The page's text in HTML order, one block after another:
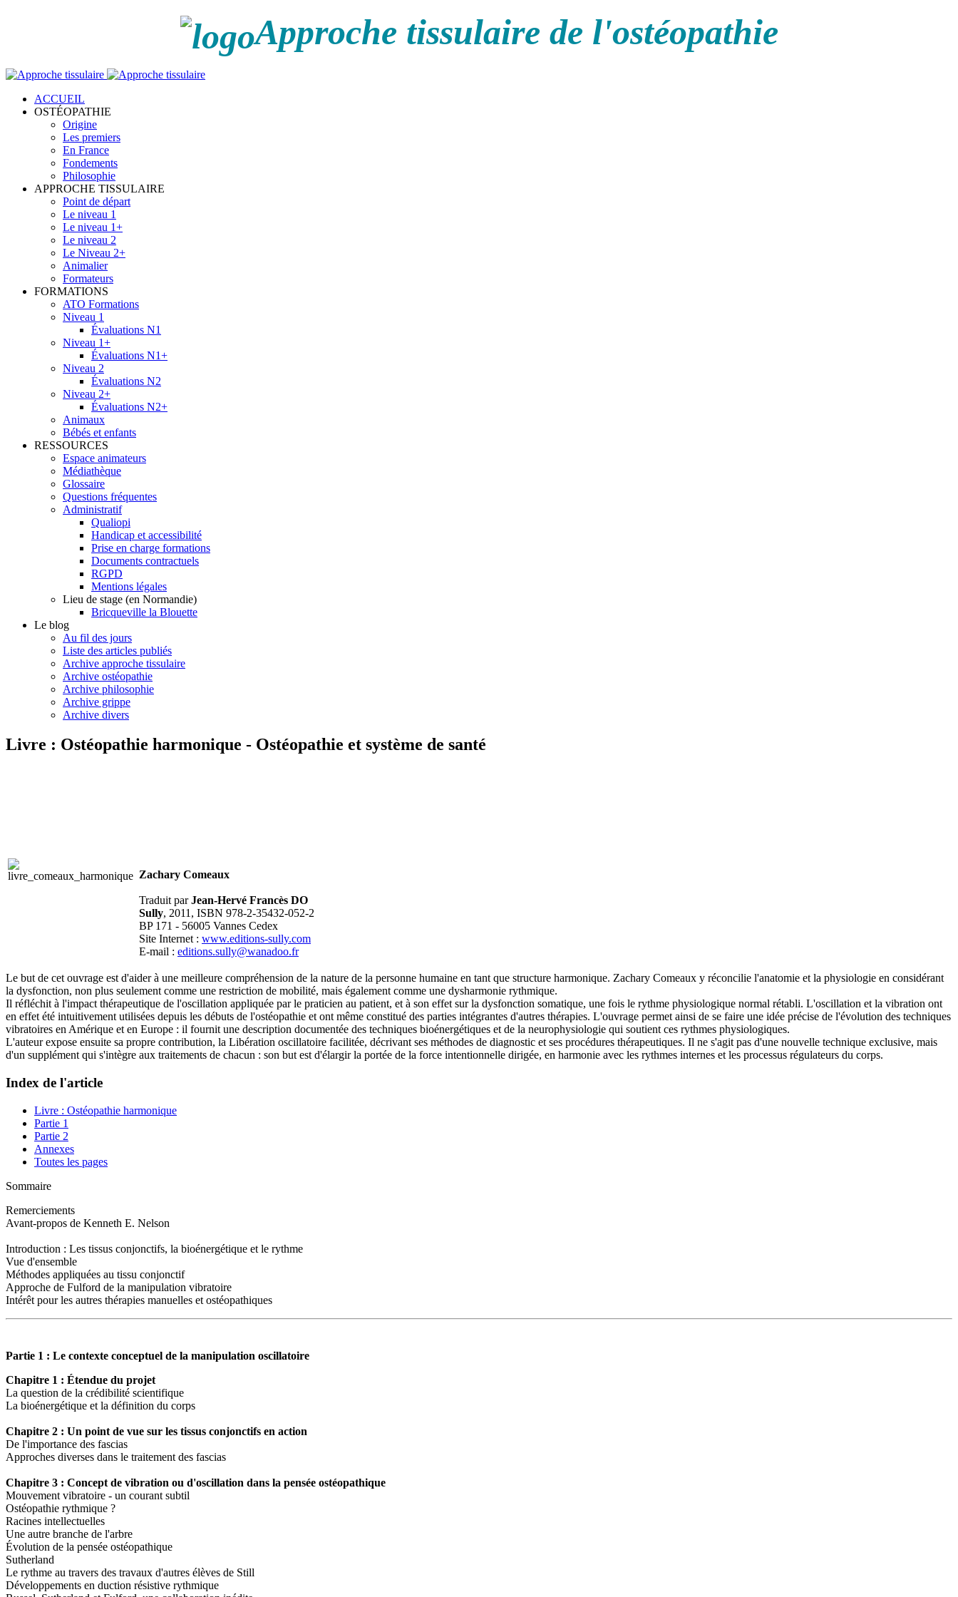
Approche tissulaire de l'ostéopathie
ACCUEIL
OSTÉOPATHIE
Origine
Les premiers
En France
Fondements
Philosophie
APPROCHE TISSULAIRE
Point de départ
Le niveau 1
Le niveau 1+
Le niveau 2
Le Niveau 2+
Animalier
Formateurs
FORMATIONS
ATO Formations
Niveau 1
Évaluations N1
Niveau 1+
Évaluations N1+
Niveau 2
Évaluations N2
Niveau 2+
Évaluations N2+
Animaux
Bébés et enfants
RESSOURCES
Espace animateurs
Médiathèque
Glossaire
Questions fréquentes
Administratif
Qualiopi
Handicap et accessibilité
Prise en charge formations
Documents contractuels
RGPD
Mentions légales
Lieu de stage (en Normandie)
Bricqueville la Blouette
Le blog
Au fil des jours
Liste des articles publiés
Archive approche tissulaire
Archive ostéopathie
Archive philosophie
Archive grippe
Archive divers
Livre : Ostéopathie harmonique - Ostéopathie et système de santé
Zachary Comeaux
Traduit parJean-Hervé Francès DO
Sully, 2011, ISBN 978-2-35432-052-2
BP 171 - 56005 Vannes Cedex
Site Internet : www.editions-sully.com
E-mail : editions.sully@wanadoo.fr
Le but de cet ouvrage est d'aider à une meilleure compréhension de la nature de la personne humaine en tant que structure harmonique. Zachary Comeaux y réconcilie l'anatomie et la physiologie en considérant
la dysfonction, non plus seulement comme une restriction de mobilité, mais également comme une dysharmonie rythmique.
Il réfléchit à l'impact thérapeutique de l'oscillation appliquée par le praticien au patient, et à son effet sur la dysfonction somatique, une fois le rythme physiologique normal rétabli. L'oscillation et la vibration ont
en effet été intuitivement utilisées depuis les débuts de l'ostéopathie et ont même constitué des parties intégrantes d'autres thérapies. L'ouvrage permet ainsi de se faire une idée précise de l'évolution des techniques
vibratoires en Amérique et en Europe : il fournit une description documentée des techniques bioénergétiques et de la neurophysiologie qui soutient ces rythmes physiologiques.
L'auteur expose ensuite sa propre contribution, la Libération oscillatoire facilitée, décrivant ses méthodes de diagnostic et ses procédures thérapeutiques. Il ne s'agit pas d'une nouvelle technique exclusive, mais
d'un supplément qui s'intègre aux traitements de chacun : son but est d'élargir la portée de la force intentionnelle dirigée, en harmonie avec les rythmes internes et les processus régulateurs du corps.
Index de l'article
Livre : Ostéopathie harmonique
Partie 1
Partie 2
Annexes
Toutes les pages
Sommaire
Remerciements
Avant-propos de Kenneth E. Nelson
Introduction : Les tissus conjonctifs, la bioénergétique et le rythme
Vue d'ensemble
Méthodes appliquées au tissu conjonctif
Approche de Fulford de la manipulation vibratoire
Intérêt pour les autres thérapies manuelles et ostéopathiques
Partie 1 : Le contexte conceptuel de la manipulation oscillatoire
Chapitre 1 : Étendue du projet
La question de la crédibilité scientifique
La bioénergétique et la définition du corps
Chapitre 2 : Un point de vue sur les tissus conjonctifs en action
De l'importance des fascias
Approches diverses dans le traitement des fascias
Chapitre 3 : Concept de vibration ou d'oscillation dans la pensée ostéopathique
Mouvement vibratoire - un courant subtil
Ostéopathie rythmique ?
Racines intellectuelles
Une autre branche de l'arbre
Évolution de la pensée ostéopathique
Sutherland
Le rythme au travers des travaux d'autres élèves de Still
Développements en duction résistive rythmique